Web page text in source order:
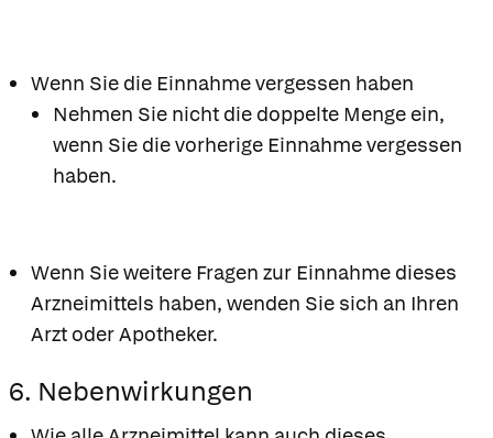
Wenn Sie die Einnahme vergessen haben
Nehmen Sie nicht die doppelte Menge ein,
wenn Sie die vorherige Einnahme vergessen
haben.
Wenn Sie weitere Fragen zur Einnahme dieses
Arzneimittels haben, wenden Sie sich an Ihren
Arzt oder Apotheker.
6. Nebenwirkungen